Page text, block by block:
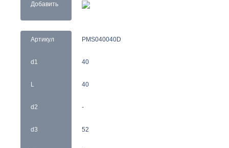
Добавить
Артикул
d1
L
d2
d3
PMS040040D
40
40
-
52